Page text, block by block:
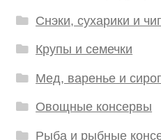
Снэки, сухарики и
Крупы и семечки
Мед, варенье и
Овощные консервы
Рыба и рыбные